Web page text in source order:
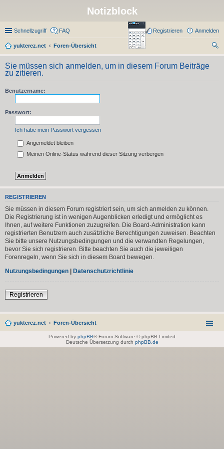
Notizblock
Schnellzugriff FAQ Anmelden
Registrieren
yukterez.net
Foren-Übersicht
uc
Sie müssen sich anmelden, um in diesem Forum Beiträge
zu zitieren.
Benutzername:
Passwort:
Ich habe mein Passwort vergessen
Angemeldet bleiben
Meinen Online-Status während dieser Sitzung verbergen
REGISTRIEREN
Sie müssen in diesem Forum registriert sein, um sich anmelden zu können.
Die Registrierung ist in wenigen Augenblicken erledigt und ermöglicht es
Ihnen, auf weitere Funktionen zuzugreifen. Die Board-Administration kann
registrierten Benutzern auch zusätzliche Berechtigungen zuweisen. Beachten
Sie bitte unsere Nutzungsbedingungen und die verwandten Regelungen,
bevor Sie sich registrieren. Bitte beachten Sie auch die jeweiligen
Forenregeln, wenn Sie sich in diesem Board bewegen.
Nutzungsbedingungen | Datenschutzrichtlinie
Registrieren
yukterez.net Foren-Übersicht
Powered by phpBB® Forum Software © phpBB Limited
Deutsche Übersetzung durch phpBB.de